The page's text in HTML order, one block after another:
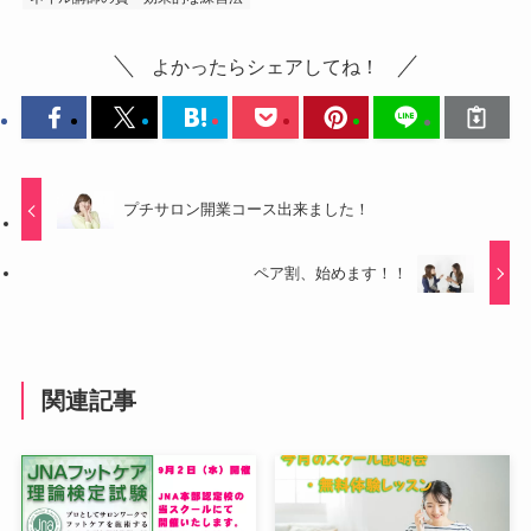
よかったらシェアしてね！
プチサロン開業コース出来ました！
ペア割、始めます！！
関連記事